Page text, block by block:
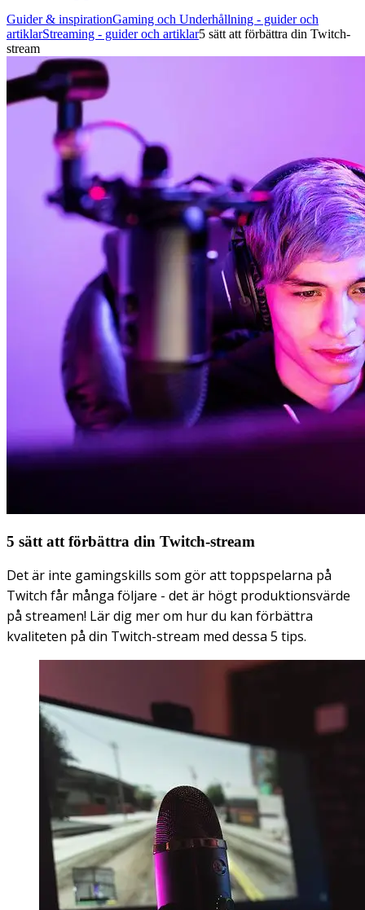
Guider & inspirationGaming och Underhållning - guider och
artiklarStreaming - guider och artiklar5 sätt att förbättra din Twitch-
stream
5 sätt att förbättra din Twitch-stream
Det är inte gamingskills som gör att toppspelarna på
Twitch får många följare - det är högt produktionsvärde
på streamen! Lär dig mer om hur du kan förbättra
kvaliteten på din Twitch-stream med dessa 5 tips.